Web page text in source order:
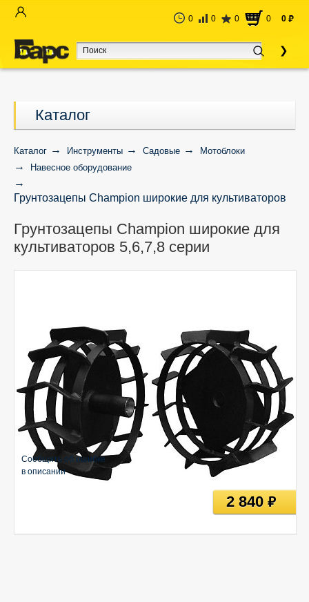
0 0 0 0 0 руб
Каталог
Каталог Инструменты Садовые
Мотоблоки
Навесное оборудование
Грунтозацепы Champion широкие для культиваторов
Грунтозацепы Champion широкие для
культиваторов 5,6,7,8 серии
Сообщить об ошибке
в описании
2 840руб